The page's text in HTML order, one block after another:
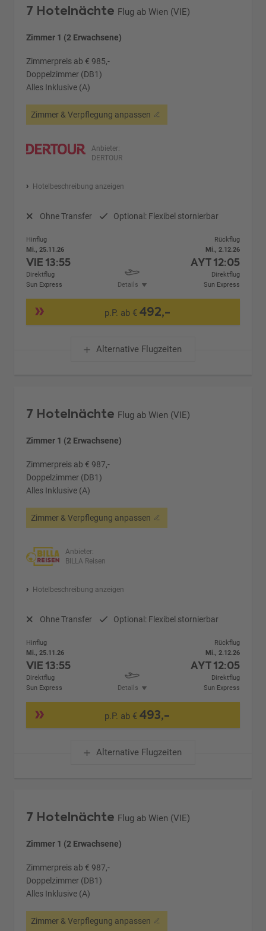
7 Hotelnächte Flug ab Wien (VIE)
Zimmer 1 (2 Erwachsene)
Zimmerpreis ab € 985,-
Doppelzimmer (DB1)
Alles Inklusive (A)
Zimmer & Verpflegung anpassen
Anbieter:
DERTOUR
Hotelbeschreibung anzeigen
Ohne Transfer Optional: Flexibel stornierbar
Hinflug
Mi., 25.11.26
VIE13:55
Direktflug
Sun Express
Details
Rückflug
Mi., 2.12.26
AYT12:05
Direktflug
Sun Express
p.P. ab € 492,-
Alternative Flugzeiten
7 Hotelnächte Flug ab Wien (VIE)
Zimmer 1 (2 Erwachsene)
Zimmerpreis ab € 987,-
Doppelzimmer (DB1)
Alles Inklusive (A)
Zimmer & Verpflegung anpassen
Anbieter:
BILLA Reisen
Hotelbeschreibung anzeigen
Ohne Transfer Optional: Flexibel stornierbar
Hinflug
Mi., 25.11.26
VIE13:55
Direktflug
Sun Express
Details
Rückflug
Mi., 2.12.26
AYT12:05
Direktflug
Sun Express
p.P. ab €493,-
Alternative Flugzeiten
7 Hotelnächte Flug ab Wien (VIE)
Zimmer 1 (2 Erwachsene)
Zimmerpreis ab € 987,-
Doppelzimmer (DB1)
Alles Inklusive (A)
Zimmer & Verpflegung anpassen